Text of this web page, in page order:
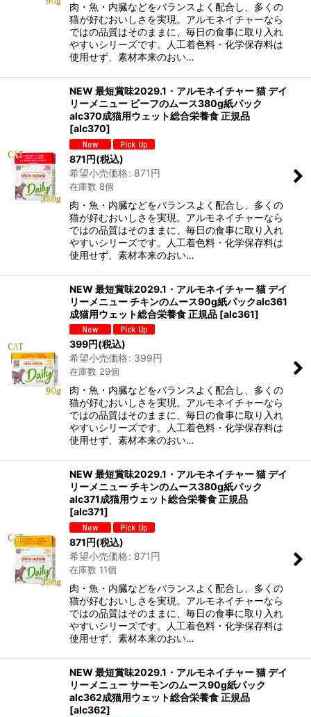
肉・魚・内臓などをバランスよく配合し、多くの
猫が好むおいしさを実現。アルモネイチャーなら
ではの品質はそのままに、毎日の食事に取り入れ
やすいシリーズです。人工着色料・化学保存料は
使用せず、素材本来のおい…
NEW 最短賞味2029.1・アルモネイチャー 猫 デイ
リーメニュー ビーフのムース380g紙パック
alc370成猫用ウェット総合栄養食 正規品
[alc370]
871円(税込)
希望小売価格: 871円
在庫数 8個
肉・魚・内臓などをバランスよく配合し、多くの
猫が好むおいしさを実現。アルモネイチャーなら
ではの品質はそのままに、毎日の食事に取り入れ
やすいシリーズです。人工着色料・化学保存料は
使用せず、素材本来のおい…
NEW 最短賞味2029.1・アルモネイチャー 猫 デイ
リーメニュー チキンのムース90g紙パックalc361
成猫用ウェット総合栄養食 正規品 [alc361]
399円(税込)
希望小売価格: 399円
在庫数 29個
肉・魚・内臓などをバランスよく配合し、多くの
猫が好むおいしさを実現。アルモネイチャーなら
ではの品質はそのままに、毎日の食事に取り入れ
やすいシリーズです。人工着色料・化学保存料は
使用せず、素材本来のおい…
NEW 最短賞味2029.1・アルモネイチャー 猫 デイ
リーメニュー チキンのムース380g紙パック
alc371成猫用ウェット総合栄養食 正規品
[alc371]
871円(税込)
希望小売価格: 871円
在庫数 11個
肉・魚・内臓などをバランスよく配合し、多くの
猫が好むおいしさを実現。アルモネイチャーなら
ではの品質はそのままに、毎日の食事に取り入れ
やすいシリーズです。人工着色料・化学保存料は
使用せず、素材本来のおい…
NEW 最短賞味2029.1・アルモネイチャー 猫 デイ
リーメニュー サーモンのムース90g紙パック
alc362成猫用ウェット総合栄養食 正規品
[alc362]